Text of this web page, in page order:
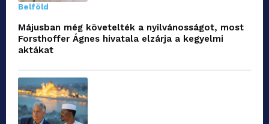
Belföld
Májusban még követelték a nyilvánosságot, most
Forsthoffer Ágnes hivatala elzárja a kegyelmi
aktákat